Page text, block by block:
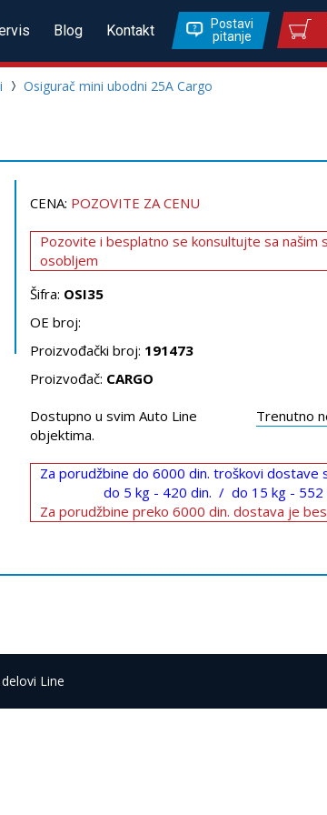
Blog Kontakt
Postavi
pitanje
Osigurač mini ubodni 25A Cargo
CENA: POZOVITE ZA CENU
Pozovite i besplatno se konsultujte sa našim
osobljem
Šifra: OSI35
OE broj:
Proizvođački broj: 191473
Proizvođač: CARGO
Dostupno u svim Auto Line
objektima.
Trenutno
Za porudžbine do 6000 din. troškovi dostave
do 5 kg - 420 din. / do 15 kg - 552
Za porudžbine preko 6000 din. dostava je
Line